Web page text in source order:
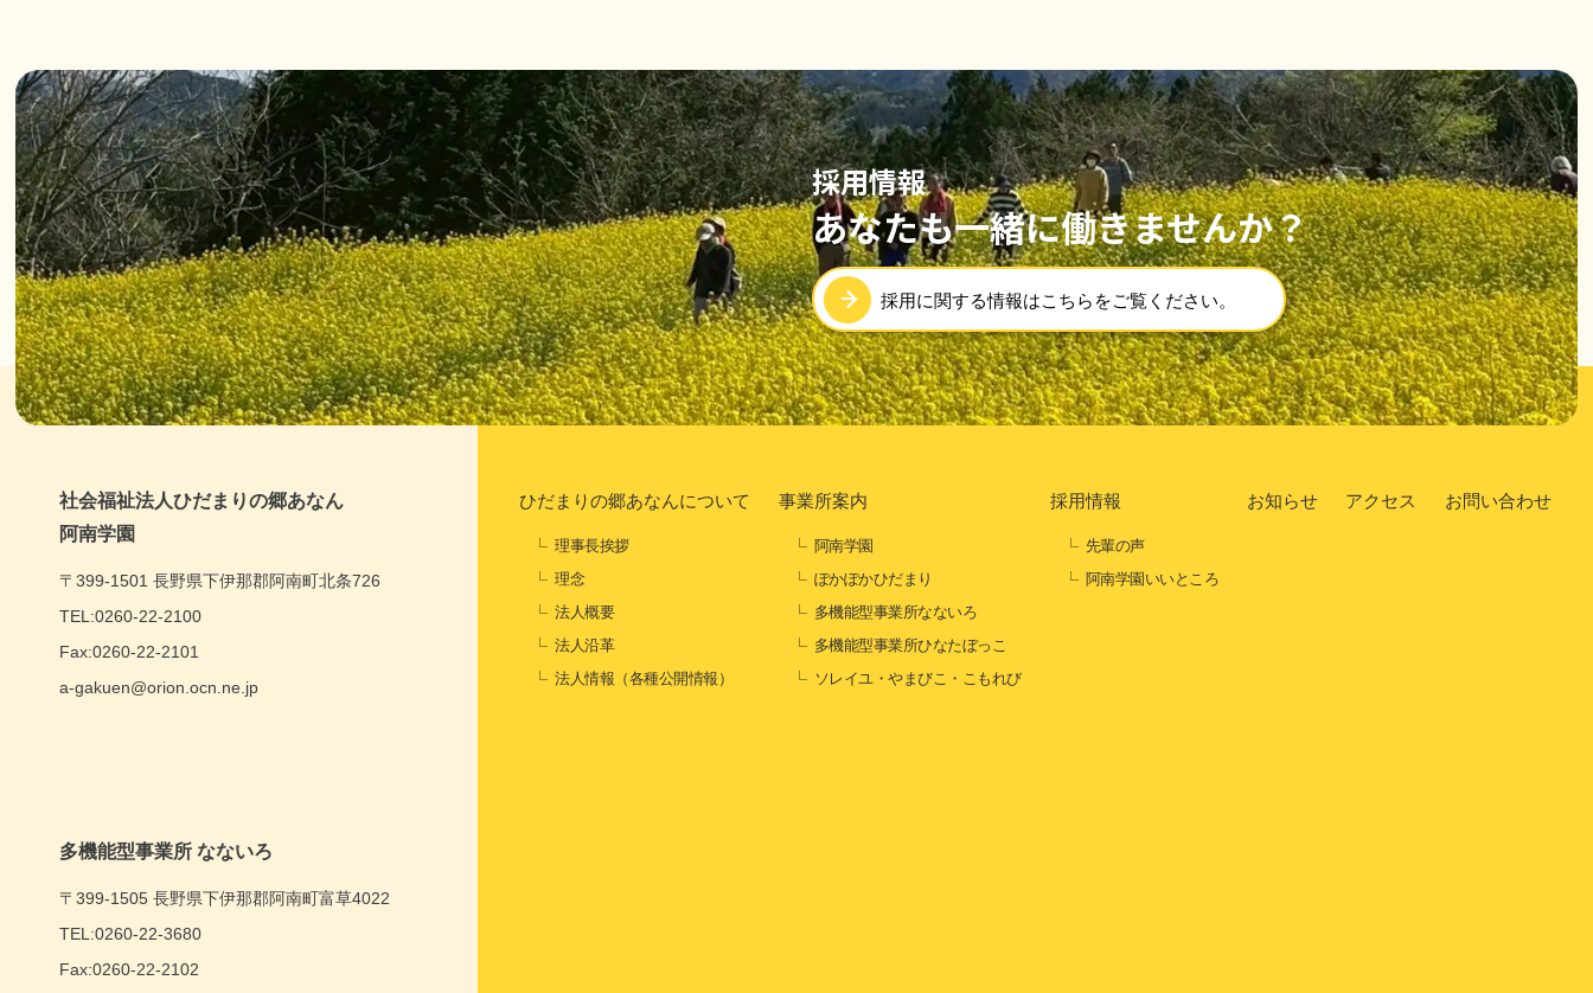
採用情報
あなたも一緒に働きませんか？
採用に関する情報はこちらをご覧ください。
社会福祉法人ひだまりの郷あなん
阿南学園
〒399-1501 長野県下伊那郡阿南町北条726
TEL:0260-22-2100
Fax:0260-22-2101
a-gakuen@orion.ocn.ne.jp
多機能型事業所 なないろ
〒399-1505 長野県下伊那郡阿南町富草4022
TEL:0260-22-3680
Fax:0260-22-2102
ひだまりの郷あなんについて
理事長挨拶
理念
法人概要
法人沿革
法人情報（各種公開情報）
事業所案内
阿南学園
ぽかぽかひだまり
多機能型事業所なないろ
多機能型事業所ひなたぼっこ
ソレイユ・やまびこ・こもれび
採用情報
先輩の声
阿南学園いいところ
お知らせ アクセス お問い合わせ